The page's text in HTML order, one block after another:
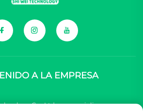
A LA EMPRESA
Co., Ltd. se especializa en